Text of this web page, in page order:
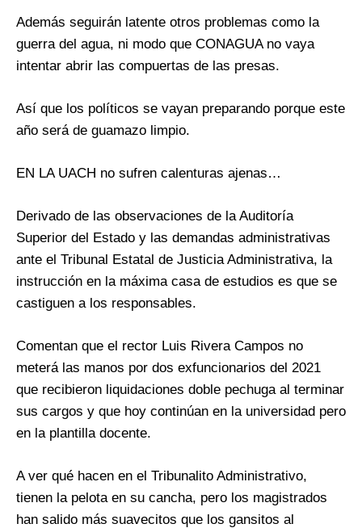
Además seguirán latente otros problemas como la
guerra del agua, ni modo que CONAGUA no vaya
intentar abrir las compuertas de las presas.
Así que los políticos se vayan preparando porque este
año será de guamazo limpio.
EN LA UACH no sufren calenturas ajenas…
Derivado de las observaciones de la Auditoría
Superior del Estado y las demandas administrativas
ante el Tribunal Estatal de Justicia Administrativa, la
instrucción en la máxima casa de estudios es que se
castiguen a los responsables.
Comentan que el rector Luis Rivera Campos no
meterá las manos por dos exfuncionarios del 2021
que recibieron liquidaciones doble pechuga al terminar
sus cargos y que hoy continúan en la universidad pero
en la plantilla docente.
A ver qué hacen en el Tribunalito Administrativo,
tienen la pelota en su cancha, pero los magistrados
han salido más suavecitos que los gansitos al